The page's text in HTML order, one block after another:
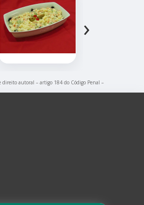
›
direito autoral – artigo 184 do Código Penal –